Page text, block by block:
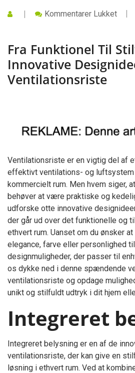
Kommentarer LukketTil
8
Fra Funktionel Til
Innovative
Ventilationsriste
Ventilationsriste er en vigtig del af
effektivt ventilations- og luftsystem
kommercielt rum. Men hvem siger,
behøver at være praktiske og
udforske otte innovative
der går ud over det funktionelle
ethvert rum. Uanset om du ønsker
elegance, farve eller personlighed
designmuligheder, der passer til
os dykke ned i denne spændende
ventilationsriste og opdage
unikt og stilfuldt udtryk i dit hjem
Integreret
Integreret belysning er en af de
ventilationsriste, der kan give en
løsning i ethvert rum. Ved at